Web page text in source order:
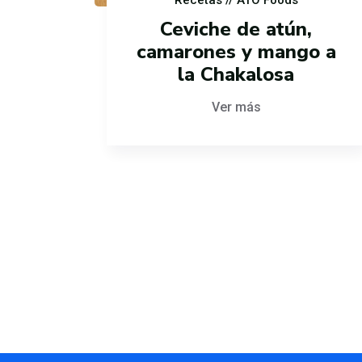
Ceviche de atún,
camarones y mango a
la Chakalosa
Ver más